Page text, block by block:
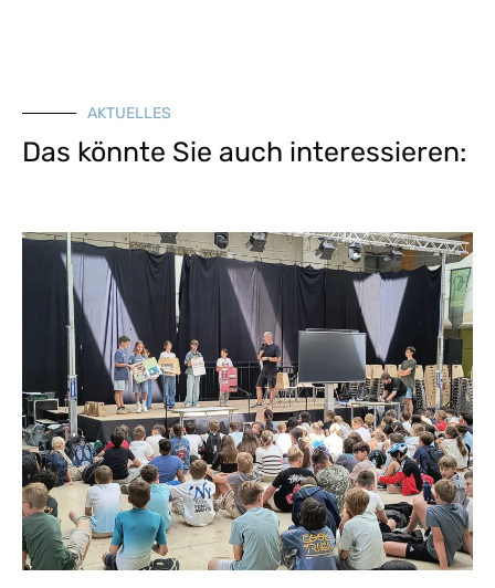
AKTUELLES
Das könnte Sie auch interessieren: